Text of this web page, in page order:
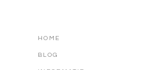
HOME
BLOG